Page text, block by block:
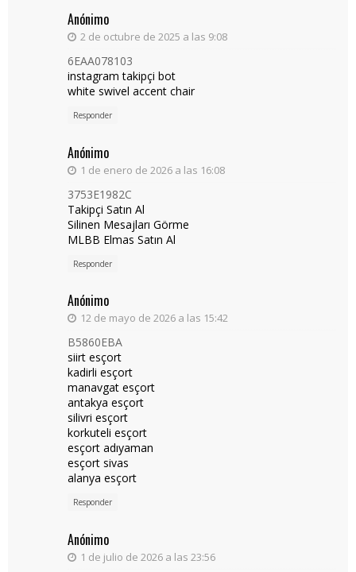
Anónimo
2 de octubre de 2025 a las 9:08
6EAA078103
instagram takipçi bot
white swivel accent chair
Responder
Anónimo
1 de enero de 2026 a las 16:08
3753E1982C
Takipçi Satın Al
Silinen Mesajları Görme
MLBB Elmas Satın Al
Responder
Anónimo
12 de mayo de 2026 a las 15:42
B5860EBA
siirt esçort
kadirli esçort
manavgat esçort
antakya esçort
silivri esçort
korkuteli esçort
esçort adıyaman
esçort sivas
alanya esçort
Responder
Anónimo
1 de julio de 2026 a las 23:56